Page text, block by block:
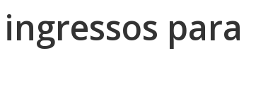
para